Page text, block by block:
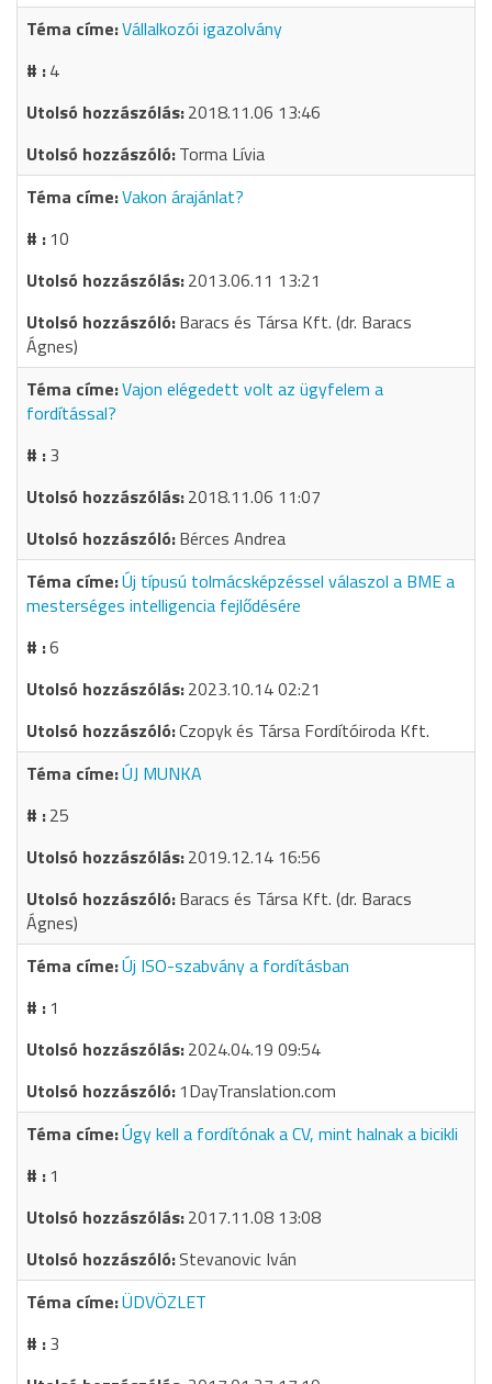
Vállalkozói igazolvány
4
2018.11.06 13:46
Torma Lívia
Vakon árajánlat?
10
2013.06.11 13:21
Baracs és Társa Kft. (dr. Baracs
Ágnes)
Vajon elégedett volt az ügyfelem a
fordítással?
3
2018.11.06 11:07
Bérces Andrea
Új típusú tolmácsképzéssel válaszol a BME a
mesterséges intelligencia fejlődésére
6
2023.10.14 02:21
Czopyk és Társa Fordítóiroda Kft.
ÚJ MUNKA
25
2019.12.14 16:56
Baracs és Társa Kft. (dr. Baracs
Ágnes)
Új ISO-szabvány a fordításban
1
2024.04.19 09:54
1DayTranslation.com
Úgy kell a fordítónak a CV, mint halnak a bicikli
1
2017.11.08 13:08
Stevanovic Iván
ÜDVÖZLET
3